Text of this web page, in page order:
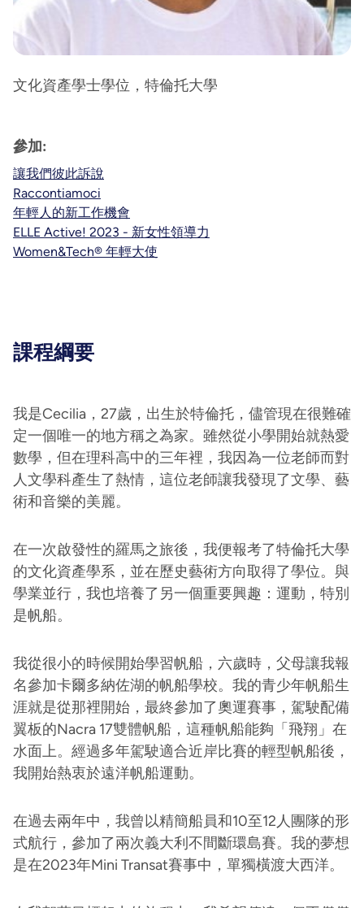
文化資產學士學位，特倫托大學
參加:
讓我們彼此訴說
Raccontiamoci
年輕人的新工作機會
ELLE Active! 2023 - 新女性領導力
Women&Tech® 年輕大使
課程綱要
我是Cecilia，27歲，出生於特倫托，儘管現在很難確
定一個唯一的地方稱之為家。雖然從小學開始就熱愛
數學，但在理科高中的三年裡，我因為一位老師而對
人文學科產生了熱情，這位老師讓我發現了文學、藝
術和音樂的美麗。
在一次啟發性的羅馬之旅後，我便報考了特倫托大學
的文化資產學系，並在歷史藝術方向取得了學位。與
學業並行，我也培養了另一個重要興趣：運動，特別
是帆船。
我從很小的時候開始學習帆船，六歲時，父母讓我報
名參加卡爾多納佐湖的帆船學校。我的青少年帆船生
涯就是從那裡開始，最終參加了奧運賽事，駕駛配備
翼板的Nacra 17雙體帆船，這種帆船能夠「飛翔」在
水面上。經過多年駕駛適合近岸比賽的輕型帆船後，
我開始熱衷於遠洋帆船運動。
在過去兩年中，我曾以精簡船員和10至12人團隊的形
式航行，參加了兩次義大利不間斷環島賽。我的夢想
是在2023年Mini Transat賽事中，單獨橫渡大西洋。